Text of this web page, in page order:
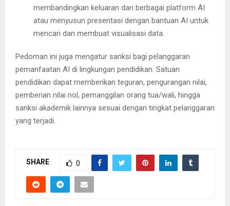
membandingkan keluaran dari berbagai platform AI
atau menyusun presentasi dengan bantuan AI untuk
mencari dan membuat visualisasi data.
Pedoman ini juga mengatur sanksi bagi pelanggaran
pemanfaatan AI di lingkungan pendidikan. Satuan
pendidikan dapat memberikan teguran, pengurangan nilai,
pemberian nilai nol, pemanggilan orang tua/wali, hingga
sanksi akademik lainnya sesuai dengan tingkat pelanggaran
yang terjadi.
SHARE 0